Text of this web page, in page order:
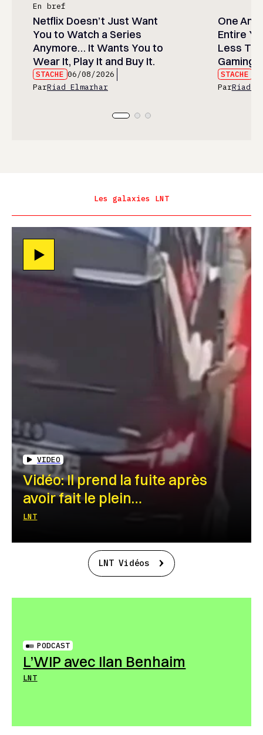
En bref
Netflix Doesn’t Just Want
You to Watch a Series
Anymore… It Wants You to
Wear It, Play It and Buy It.
STACHE 06/08/2026
ParRiad Elmarhar
One
Entire
Less
Gaming
STACHE
ParRiad
Les galaxies LNT
VIDEO
Vidéo: Il prend la fuite après
avoir fait le plein…
LNT
LNT Vidéos
PODCAST
L’WIP avec Ilan Benhaim
LNT